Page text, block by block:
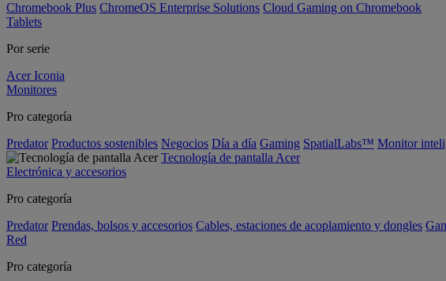
Chromebook Plus ChromeOS Enterprise Solutions Cloud Gaming on Chromebook
Tablets
Por serie
Acer Iconia
Monitores
Pro categoría
Predator Productos sostenibles Negocios Día a día Gaming SpatialLabs™ Monitor
Tecnología de pantalla Acer
Electrónica y accesorios
Pro categoría
Predator Prendas, bolsos y accesorios Cables, estaciones de acoplamiento y dongles
Red
Pro categoría